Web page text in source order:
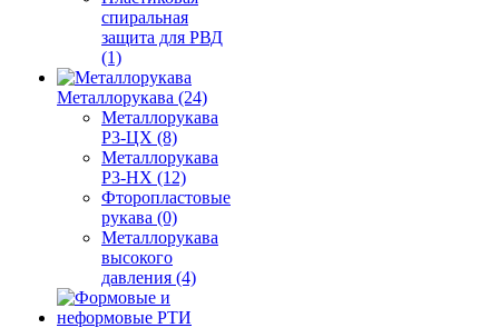
спиральная
защита для РВД
(1)
Металлорукава (24)
Металлорукава
Р3-ЦХ (8)
Металлорукава
Р3-НХ (12)
Фторопластовые
рукава (0)
Металлорукава
высокого
давления (4)